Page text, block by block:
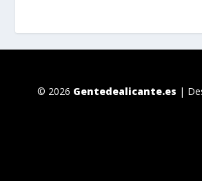
© 2026 Gentedealicante.es |